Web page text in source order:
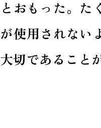
おもった。た
使用されない
切であること